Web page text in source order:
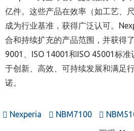
亿件。这些产品在效率（如工艺、
成为行业基准，获得广泛认可。
合和持续扩充的产品范围，并获得
9001、ISO 14001和ISO 45001标
于创新、高效、可持续发展和满足
诺。
Nexperia NBM7100